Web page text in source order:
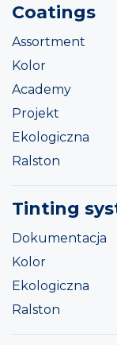
Coatings
Assortment
Kolor
Academy
Projekt
Ekologiczna
Ralston
Tinting
Dokumentacja
Kolor
Ekologiczna
Ralston